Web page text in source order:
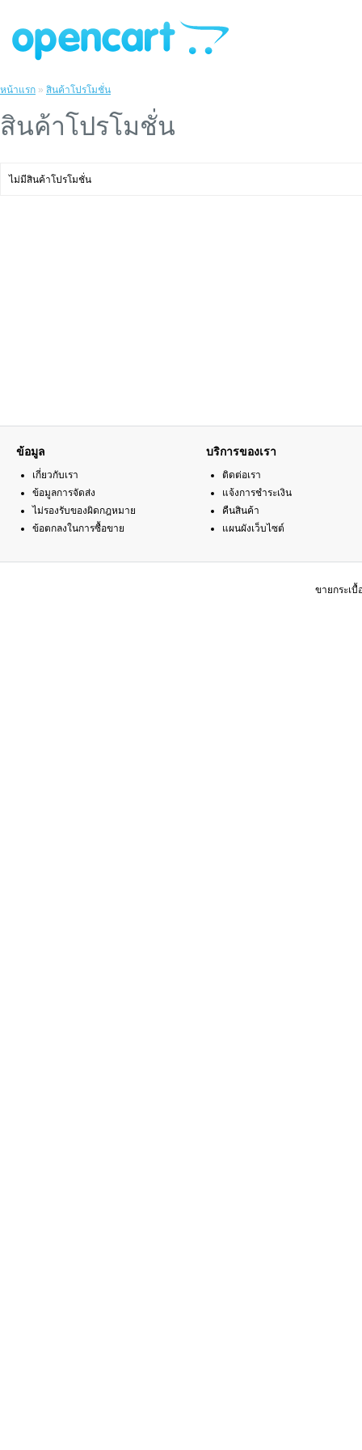
หน้าแรก » สินค้าโปรโมชั่น
สินค้าโปรโมชั่น
ไม่มีสินค้าโปรโมชั่น
ข้อมูล
เกี่ยวกับเรา
ข้อมูลการจัดส่ง
ไม่รองรับของผิดกฎหมาย
ข้อตกลงในการซื้อขาย
บริการของเรา
ติดต่อเรา
แจ้งการชำระเงิน
คืนสินค้า
แผนผังเว็บไซต์
ขายกระเ